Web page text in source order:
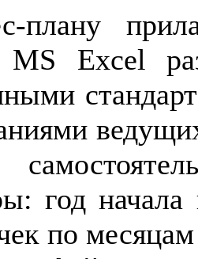
плану
Excel
год начала
по